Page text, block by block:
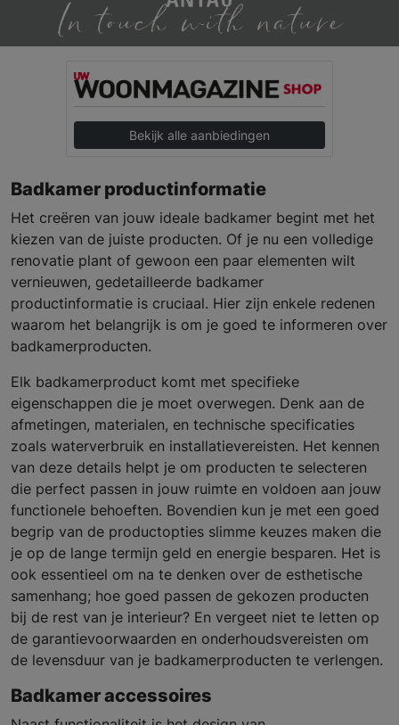
Bekijk alle aanbiedingen
Badkamer productinformatie
Het creëren van jouw ideale badkamer begint met het
kiezen van de juiste producten. Of je nu een volledige
renovatie plant of gewoon een paar elementen wilt
vernieuwen, gedetailleerde badkamer
productinformatie is cruciaal. Hier zijn enkele redenen
waarom het belangrijk is om je goed te informeren over
badkamerproducten.
Elk badkamerproduct komt met specifieke
eigenschappen die je moet overwegen. Denk aan de
afmetingen, materialen, en technische specificaties
zoals waterverbruik en installatievereisten. Het kennen
van deze details helpt je om producten te selecteren
die perfect passen in jouw ruimte en voldoen aan jouw
functionele behoeften. Bovendien kun je met een goed
begrip van de productopties slimme keuzes maken die
je op de lange termijn geld en energie besparen. Het is
ook essentieel om na te denken over de esthetische
samenhang; hoe goed passen de gekozen producten
bij de rest van je interieur? En vergeet niet te letten op
de garantievoorwaarden en onderhoudsvereisten om
de levensduur van je badkamerproducten te verlengen.
Badkamer accessoires